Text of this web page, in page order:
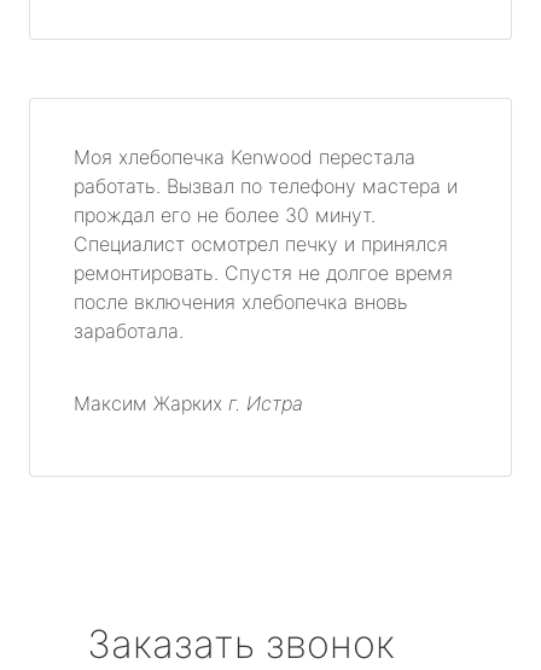
Моя хлебопечка Kenwood перестала
работать. Вызвал по телефону мастера и
прождал его не более 30 минут.
Специалист осмотрел печку и принялся
ремонтировать. Спустя не долгое время
после включения хлебопечка вновь
заработала.
Максим Жарких г. Истра
Заказать звонок